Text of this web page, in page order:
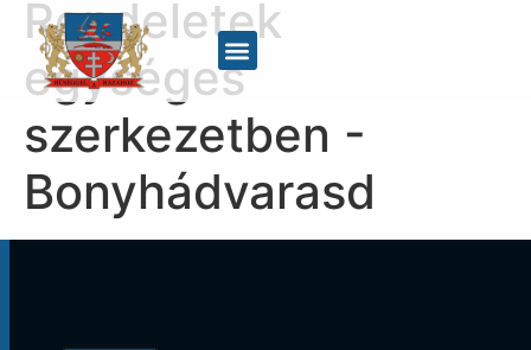
Rendeletek
egységes
szerkezetben -
Bonyhádvarasd